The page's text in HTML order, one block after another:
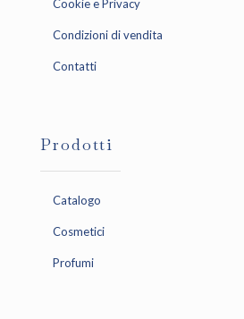
Cookie e Privacy
Condizioni di vendita
Contatti
Prodotti
Catalogo
Cosmetici
Profumi